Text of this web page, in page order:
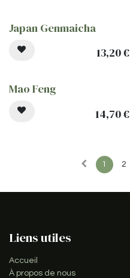
Japan Genmaicha
13,20€
Mao Feng
14,70€
1 2
Liens utiles
Accueil
À propos de nous